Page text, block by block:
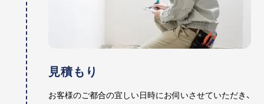
見積もり
お客様のご都合の宜しい日時にお伺いさせていただき、